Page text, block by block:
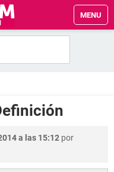
MENU
a las 15:12 por